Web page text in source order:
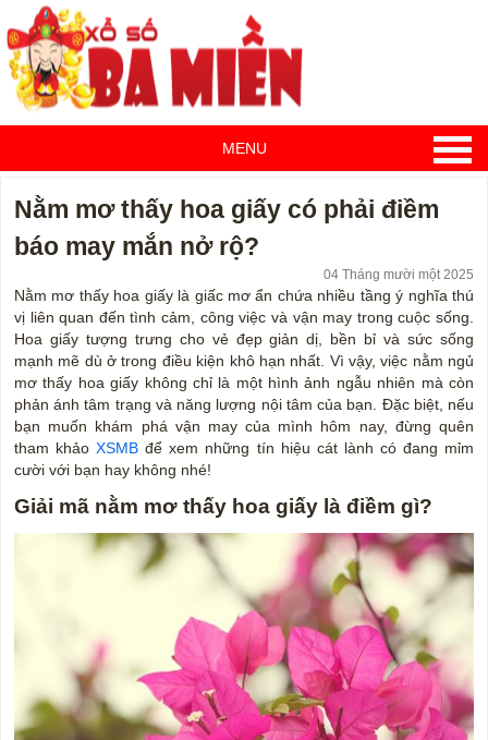
MENU
Nằm mơ thấy hoa giấy có phải điềm
báo may mắn nở rộ?
04 Tháng mười một 2025
Nằm mơ thấy hoa giấy là giấc mơ ẩn chứa nhiều tầng ý nghĩa thú
vị liên quan đến tình cảm, công việc và vận may trong cuộc sống.
Hoa giấy tượng trưng cho vẻ đẹp giản dị, bền bỉ và sức sống
mạnh mẽ dù ở trong điều kiện khô hạn nhất. Vì vậy, việc nằm ngủ
mơ thấy hoa giấy không chỉ là một hình ảnh ngẫu nhiên mà còn
phản ánh tâm trạng và năng lượng nội tâm của bạn. Đặc biệt, nếu
bạn muốn khám phá vận may của mình hôm nay, đừng quên
tham khảoXSMB để xem những tín hiệu cát lành có đang mỉm
cười với bạn hay không nhé!
Giải mã nằm mơ thấy hoa giấy là điềm gì?